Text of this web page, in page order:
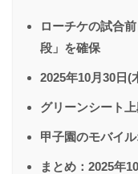
ローチケの試合
段」を確保
2025年10月30日(
グリーンシート
甲子園のモバイ
まとめ：2025年